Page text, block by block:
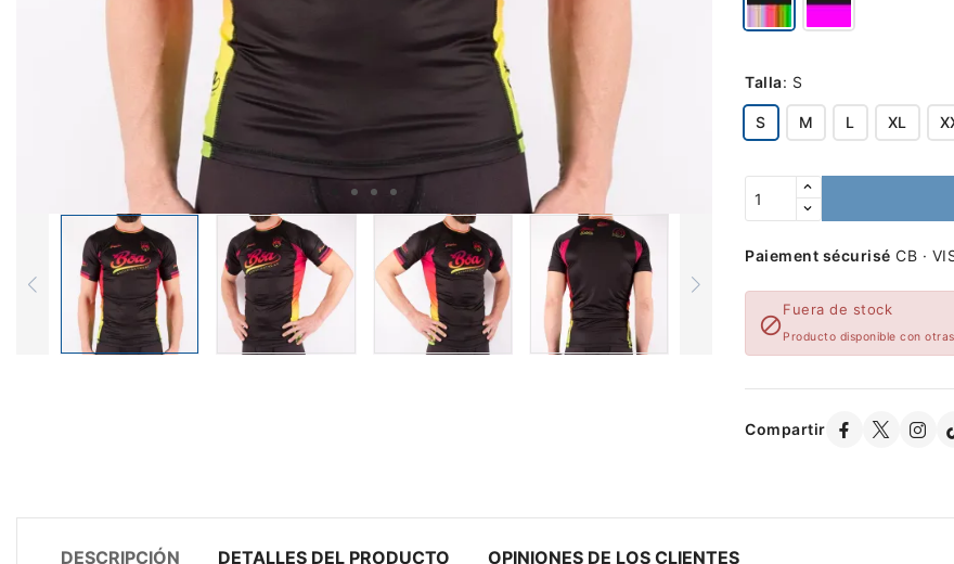
Talla: S
S M L XL
Paiement sécurisé CB ·

Fuera de stock
Producto disponible con
Compartir
DESCRIPCIÓN DETALLES DEL PRODUCTO OPINIONES DE LOS CLIENTES